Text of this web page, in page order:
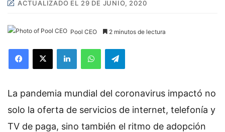
ACTUALIZADO EL 29 DE JUNIO, 2020
Pool CEO 2 minutos de lectura
La pandemia mundial del coronavirus impactó no
solo la oferta de servicios de internet, telefonía y
TV de paga, sino también el ritmo de adopción